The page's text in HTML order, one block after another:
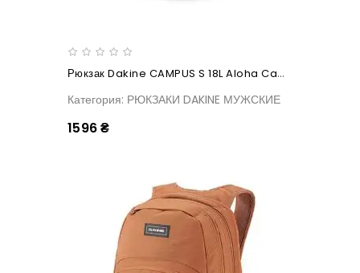
Рюкзак Dakine CAMPUS S 18L Aloha Camo
Категория: РЮКЗАКИ DAKINE МУЖСКИЕ
1596 ₴